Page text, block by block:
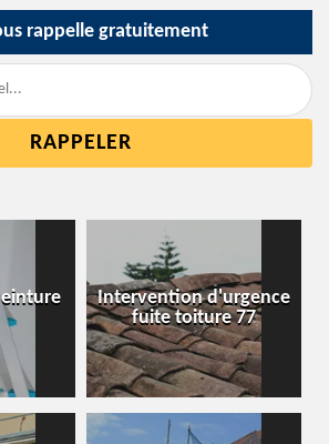
rappelle gratuitement
Intervention d'urgence
fuite toiture 77